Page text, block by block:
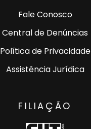
Fale Conosco
Central de Denúncias
Política de Privacidade
Assistência Jurídica
FILIAÇÃO